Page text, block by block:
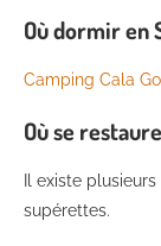
Où dormir en
Camping Cala
Où se
Il existe
supérettes.